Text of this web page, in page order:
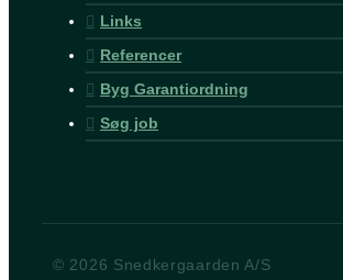
Links
Referencer
Byg Garantiordning
Søg job
© 2026 Snedkergaarden A/S